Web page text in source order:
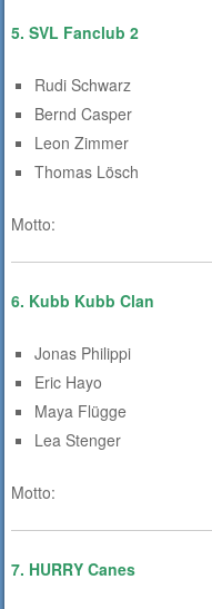
5. SVL Fanclub 2
Rudi Schwarz
Bernd Casper
Leon Zimmer
Thomas Lösch
Motto:
6. Kubb Kubb Clan
Jonas Philippi
Eric Hayo
Maya Flügge
Lea Stenger
Motto:
7. HURRY Canes